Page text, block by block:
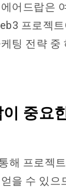
어드랍은
프로젝
팅 전략 중
중요
해 프로젝
을 수 있으